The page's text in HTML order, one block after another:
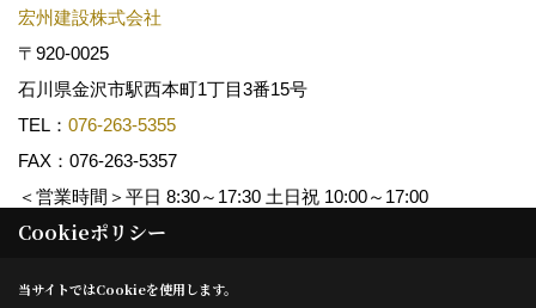
宏州建設株式会社
〒920-0025
石川県金沢市駅西本町1丁目3番15号
TEL： 076-263-5355
FAX：076-263-5357
＜営業時間＞平日 8:30～17:30 土日祝 10:00～17:00
Copyright (c) KOSHUKENSETSU. All Rights Reserved.
Cookieポリシー
当サイトではCookieを使用します。